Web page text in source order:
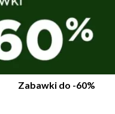
Zabawki do -60%